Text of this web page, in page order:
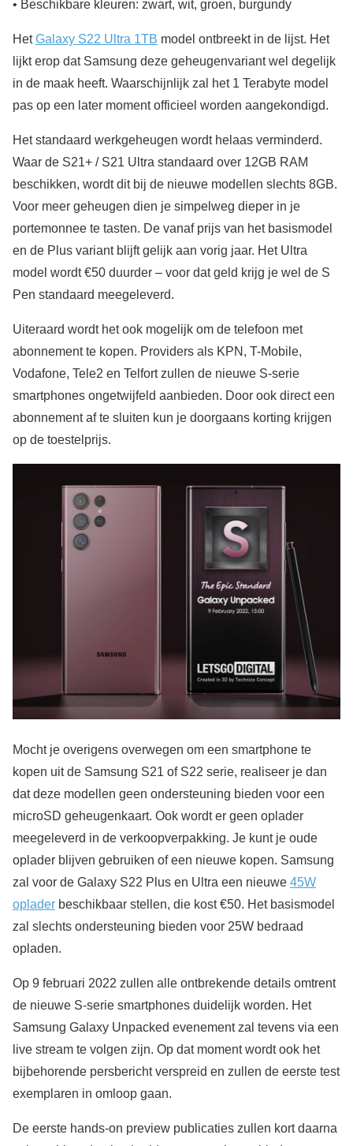
• Beschikbare kleuren: zwart, wit, groen, burgundy
HetGalaxy S22 Ultra 1TB model ontbreekt in de lijst. Het
lijkt erop dat Samsung deze geheugenvariant wel degelijk
in de maak heeft. Waarschijnlijk zal het 1 Terabyte model
pas op een later moment officieel worden aangekondigd.
Het standaard werkgeheugen wordt helaas verminderd.
Waar de S21+ / S21 Ultra standaard over 12GB RAM
beschikken, wordt dit bij de nieuwe modellen slechts 8GB.
Voor meer geheugen dien je simpelweg dieper in je
portemonnee te tasten. De vanaf prijs van het basismodel
en de Plus variant blijft gelijk aan vorig jaar. Het Ultra
model wordt €50 duurder – voor dat geld krijg je wel de S
Pen standaard meegeleverd.
Uiteraard wordt het ook mogelijk om de telefoon met
abonnement te kopen. Providers als KPN, T-Mobile,
Vodafone, Tele2 en Telfort zullen de nieuwe S-serie
smartphones ongetwijfeld aanbieden. Door ook direct een
abonnement af te sluiten kun je doorgaans korting krijgen
op de toestelprijs.
Mocht je overigens overwegen om een smartphone te
kopen uit de Samsung S21 of S22 serie, realiseer je dan
dat deze modellen geen ondersteuning bieden voor een
microSD geheugenkaart. Ook wordt er geen oplader
meegeleverd in de verkoopverpakking. Je kunt je oude
oplader blijven gebruiken of een nieuwe kopen. Samsung
zal voor de Galaxy S22 Plus en Ultra een nieuwe 45W
oplader beschikbaar stellen, die kost €50. Het basismodel
zal slechts ondersteuning bieden voor 25W bedraad
opladen.
Op 9 februari 2022 zullen alle ontbrekende details omtrent
de nieuwe S-serie smartphones duidelijk worden. Het
Samsung Galaxy Unpacked evenement zal tevens via een
live stream te volgen zijn. Op dat moment wordt ook het
bijbehorende persbericht verspreid en zullen de eerste test
exemplaren in omloop gaan.
De eerste hands-on preview publicaties zullen kort daarna